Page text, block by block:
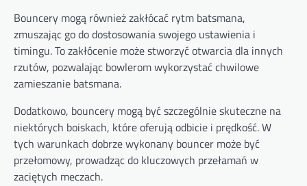
Bouncery mogą również zakłócać rytm batsmana,
zmuszając go do dostosowania swojego ustawienia i
timingu. To zakłócenie może stworzyć otwarcia dla innych
rzutów, pozwalając bowlerom wykorzystać chwilowe
zamieszanie batsmana.
Dodatkowo, bouncery mogą być szczególnie skuteczne na
niektórych boiskach, które oferują odbicie i prędkość. W
tych warunkach dobrze wykonany bouncer może być
przełomowy, prowadząc do kluczowych przełamań w
zaciętych meczach.